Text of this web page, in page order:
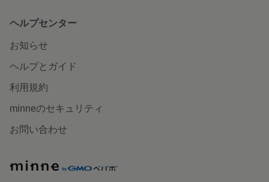
ヘルプセンター
お知らせ
ヘルプとガイド
利用規約
minneのセキュリティ
お問い合わせ